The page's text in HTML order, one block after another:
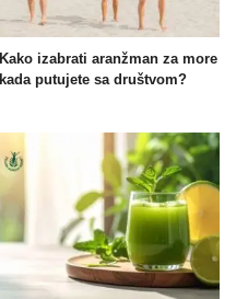
Kako izabrati aranžman za more
kada putujete sa društvom?